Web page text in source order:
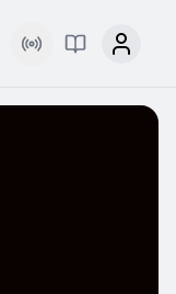
RádioPalavra Viva